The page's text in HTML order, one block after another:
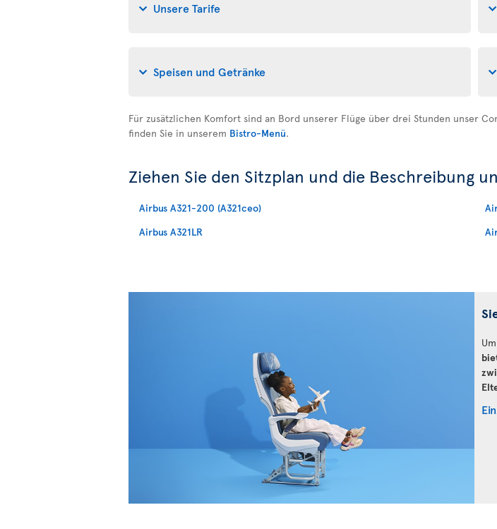
Unsere Tarife
Speisen und Getränke
Für zusätzlichen Komfort sind an Bord unserer Flüge über drei Stunden unser
finden Sie in unserem Bistro-Menü.
Ziehen Sie den Sitzplan und die Beschreibung
Airbus A321-200 (A321ceo)
Airbus A321LR